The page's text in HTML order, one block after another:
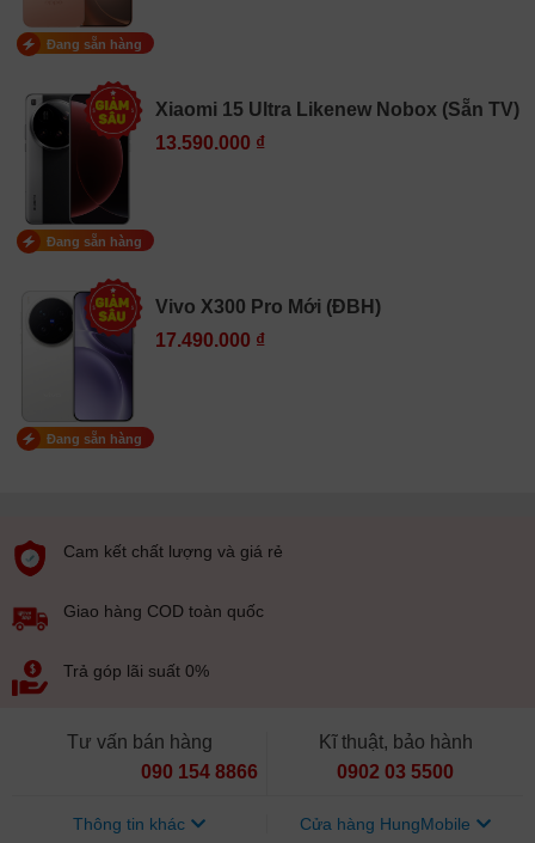
Đang sẵn hàng
Xiaomi 15 Ultra Likenew Nobox (Sẵn TV)
13.590.000 ₫
Đang sẵn hàng
Vivo X300 Pro Mới (ĐBH)
17.490.000 ₫
Đang sẵn hàng
Cam kết chất lượng và giá rẻ
Giao hàng COD toàn quốc
Trả góp lãi suất 0%
Tư vấn bán hàng
090 154 8866
Kĩ thuật, bảo hành
0902 03 5500
Thông tin khác Cửa hàng HungMobile